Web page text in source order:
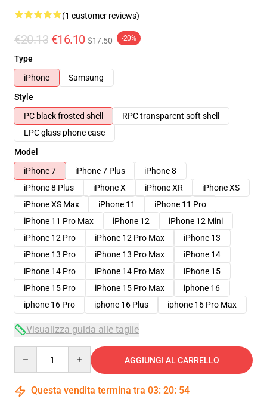
(1 customer reviews)
€20.13 €16.10 $17.50 -20%
Type
iPhone
Samsung
Style
PC black frosted shell
RPC transparent soft shell
LPC glass phone case
Model
iPhone 7
iPhone 7 Plus
iPhone 8
iPhone 8 Plus
iPhone X iPhone XR
iPhone XS
iPhone XS Max
iPhone 11
iPhone 11 Pro
iPhone 11 Pro Max
iPhone 12
iPhone 12 Mini
iPhone 12 Pro
iPhone 12 Pro Max
iPhone 13
iPhone 13 Pro
iPhone 13 Pro Max
iPhone 14
iPhone 14 Pro
iPhone 14 Pro Max
iPhone 15
iPhone 15 Pro
iPhone 15 Pro Max
iphone 16
iphone 16 Pro
iphone 16 Plus iphone 16 Pro Max
Visualizza guida alle taglie
AGGIUNGI AL CARRELLO
Questa vendita termina tra 03: 20: 54